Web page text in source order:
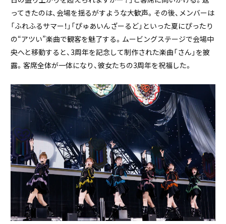
ってきたのは、会場を揺るがすような大歓声。その後、メンバーは
「ふれふるサマー！」「ぴゅあいんざーるど」といった夏にぴったり
の“アツい”楽曲で観客を魅了する。ムービングステージで会場中
央へと移動すると、3周年を記念して制作された楽曲「さん」を披
露。客席全体が一体になり、彼女たちの3周年を祝福した。